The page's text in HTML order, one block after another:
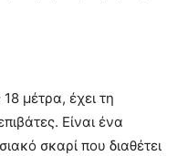
μέτρα, έχει τη
Είναι ένα
σκαρί που διαθέτει